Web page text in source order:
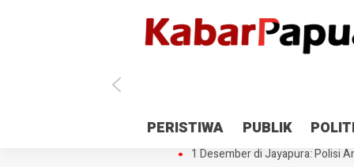
PERISTIWA PUBLIK
Antisipasi 1 Desember, TNI Polri
Gedung Perpustakaan SMPN 5
1 Desember di Jayapura: Polisi